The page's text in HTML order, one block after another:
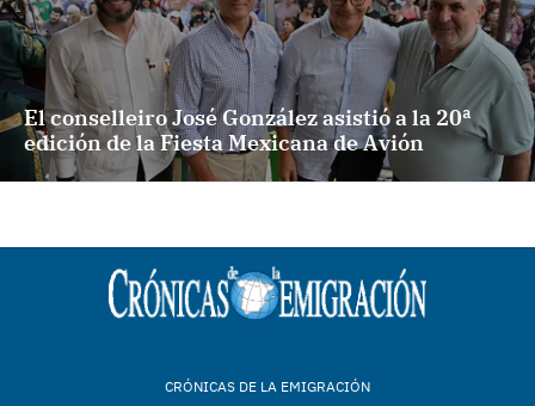
El conselleiro José González asistió a la 20ª
edición de la Fiesta Mexicana de Avión
CRÓNICAS DE LA EMIGRACIÓN